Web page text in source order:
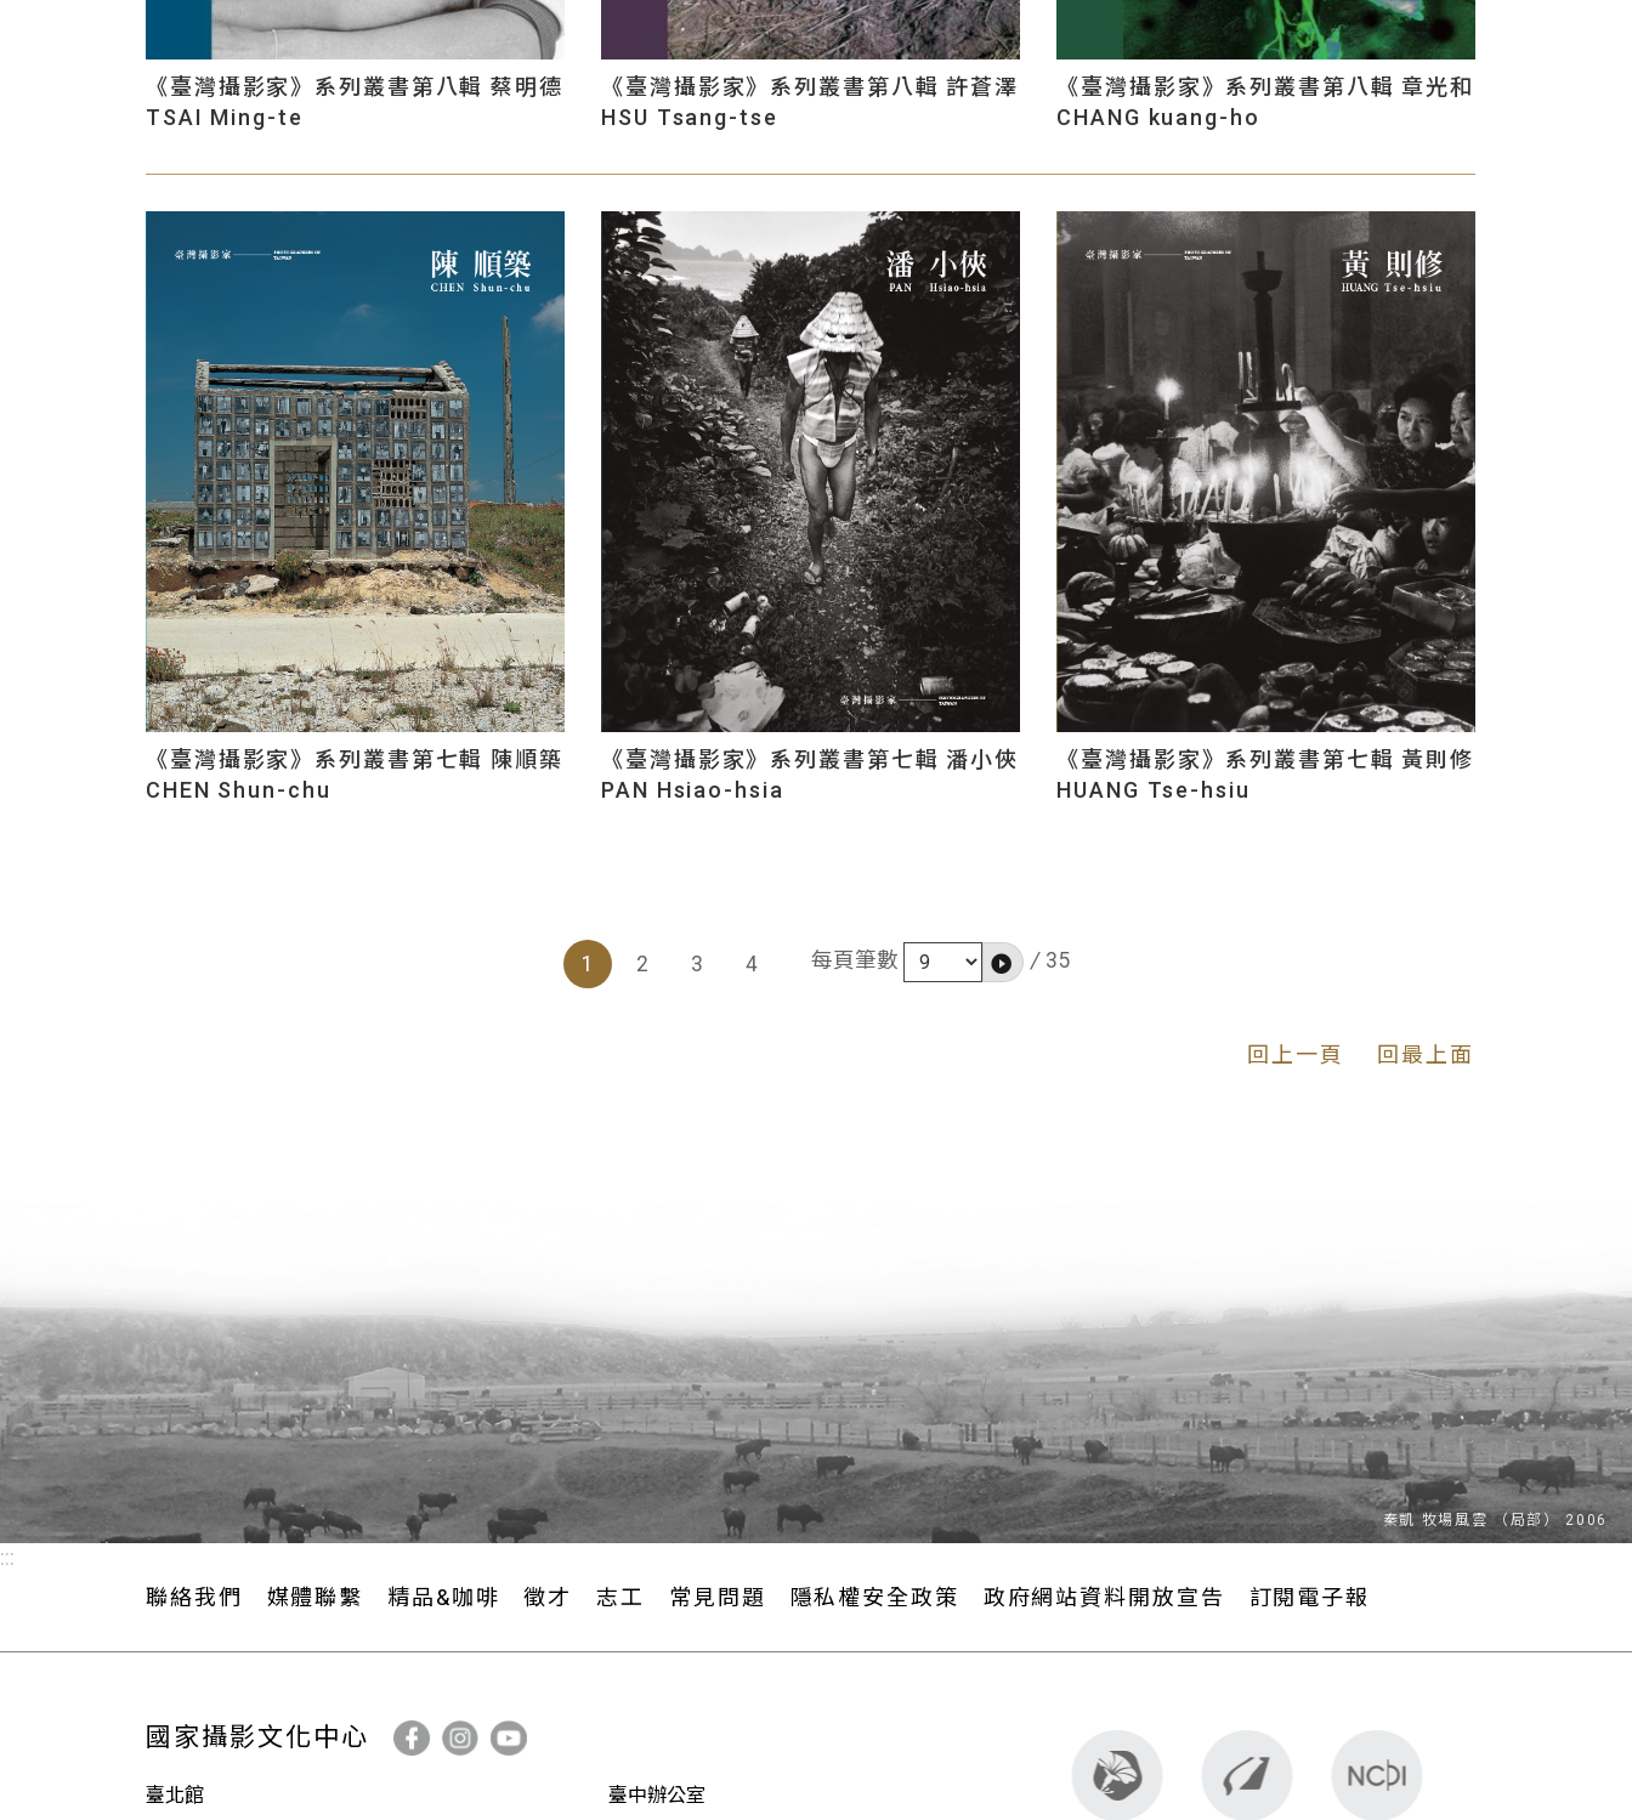
《臺灣攝影家》系列叢書第八輯 蔡明德
TSAI Ming-te
《臺灣攝影家》系列叢書第八輯 許蒼澤
HSU Tsang-tse
《臺灣攝影家》系列叢書第八輯 章光和
CHANG kuang-ho
《臺灣攝影家》系列叢書第七輯 陳順築
CHEN Shun-chu
《臺灣攝影家》系列叢書第七輯 潘小俠
PAN Hsiao-hsia
《臺灣攝影家》系列叢書第七輯 黃則修
HUANG Tse-hsiu
1 2 3 4 每頁筆數 / 35
回上一頁 回最上面
:::
聯絡我們 媒體聯繫 精品&咖啡 徵才 志工 常見問題 隱私權安全政策 政府網站資料開放宣告 訂閱電子報
國家攝影文化中心
臺北館 臺中辦公室